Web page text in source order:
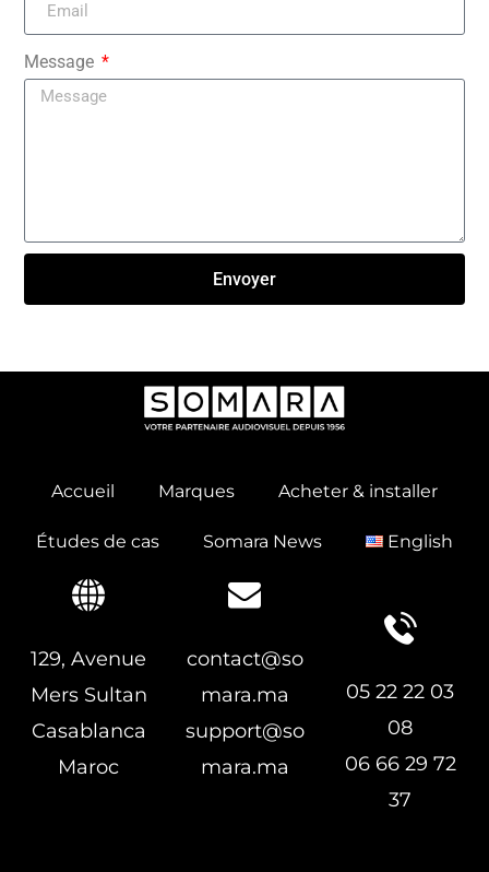
Message
Envoyer
Accueil Marques Acheter & installer
Études de cas Somara News English
129, Avenue
Mers Sultan
Casablanca
Maroc
contact@so
mara.ma
support@so
mara.ma
05 22 22 03
08
06 66 29 72
37